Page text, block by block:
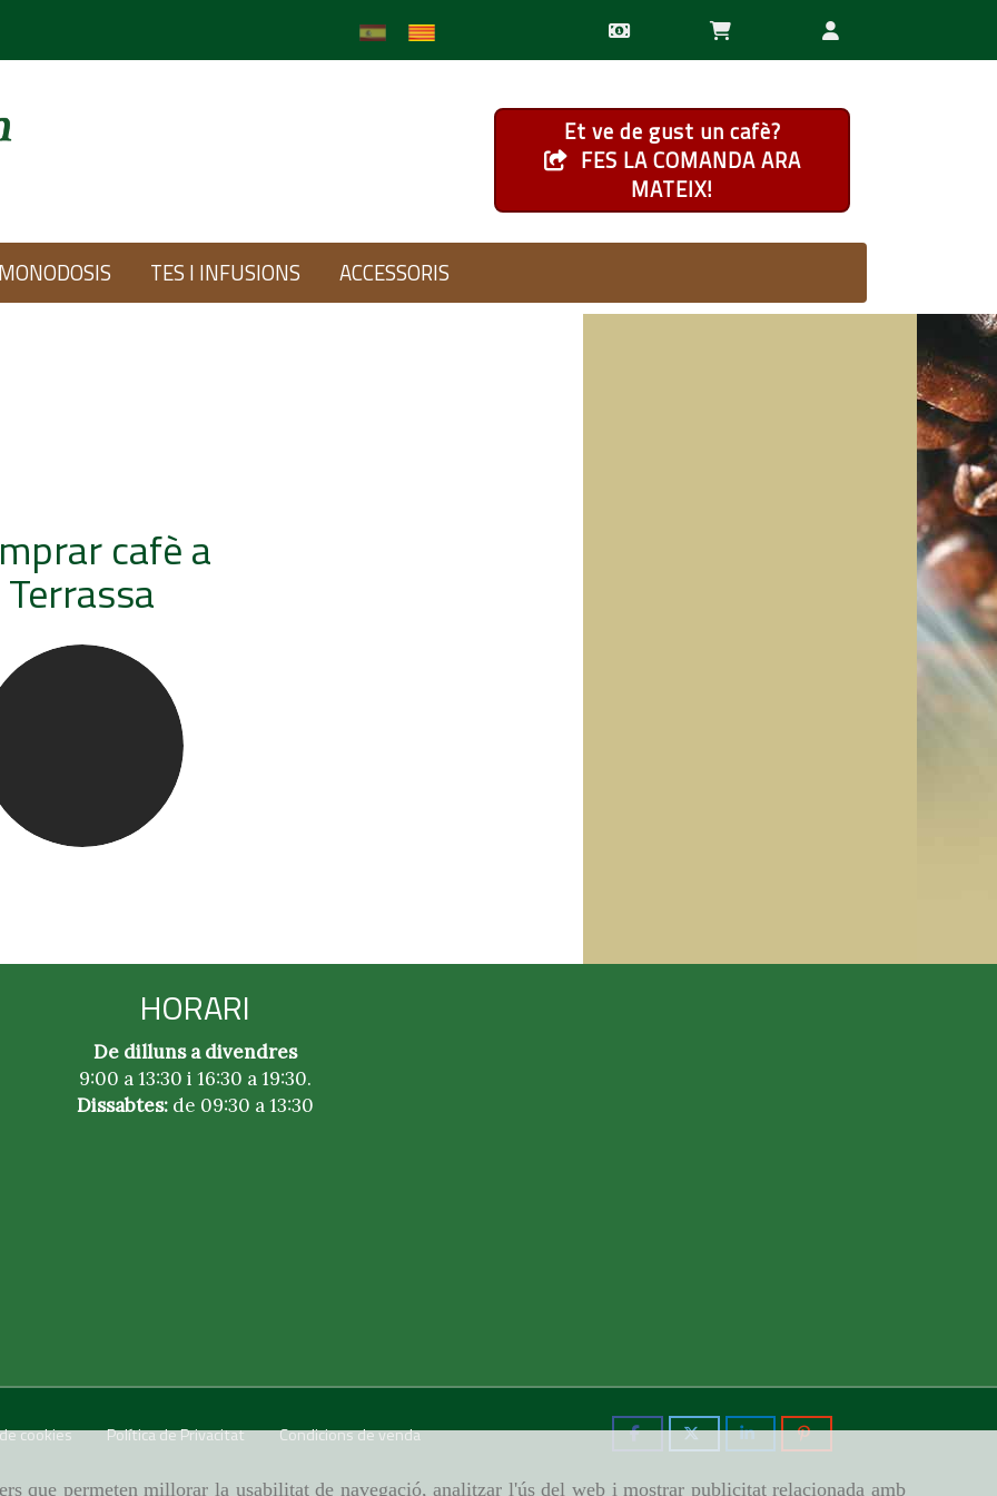
que permeten millorar la usabilitat de navegació, analitzar l'ús del web i mostrar publicitat relacionada amb
Et ve de gust un cafè?
FES LA COMANDA ARA
MATEIX!
TES I INFUSIONS ACCESSORIS
cafè a
Terrassa
HORARI
De dilluns a divendres
9:00 a 13:30 i 16:30 a 19:30.
Dissabtes:de 09:30 a 13:30
cookies Política de Privacitat Condicions de venda